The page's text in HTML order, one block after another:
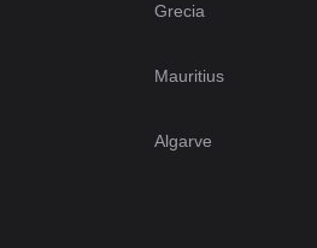
Grecia
Mauritius
Algarve